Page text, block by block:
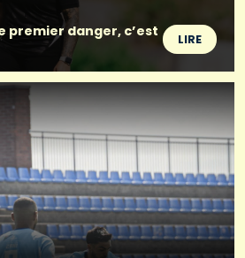
premier danger, c’est
LIRE